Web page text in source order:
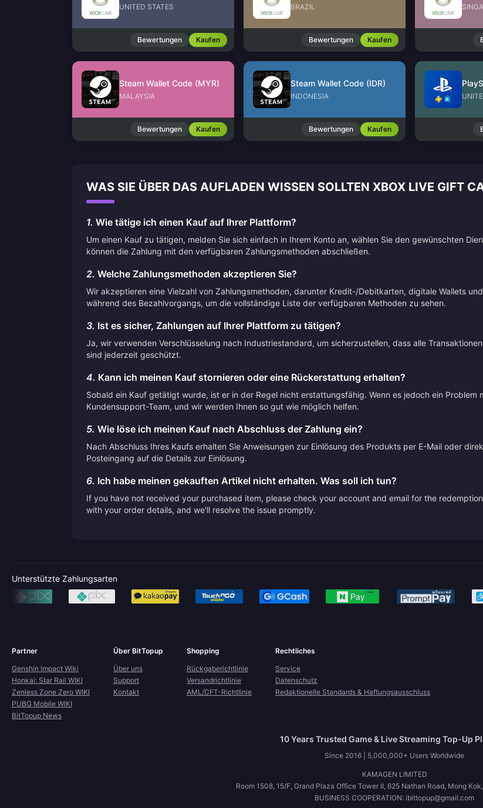
UNITED STATES
Bewertungen Kaufen
BRAZIL
Bewertungen Kaufen
Steam Wallet Code (MYR)
MALAYSIA
Bewertungen Kaufen
Steam Wallet Code (IDR)
INDONESIA
Bewertungen Kaufen
WAS SIE ÜBER DAS AUFLADEN WISSEN SOLLTEN XBOX LIVE GIFT
1. Wie tätige ich einen Kauf auf Ihrer Plattform?
Um einen Kauf zu tätigen, melden Sie sich einfach in Ihrem Konto an, wählen Sie den gewünschten
können die Zahlung mit den verfügbaren Zahlungsmethoden abschließen.
2. Welche Zahlungsmethoden akzeptieren Sie?
Wir akzeptieren eine Vielzahl von Zahlungsmethoden, darunter Kredit-/Debitkarten, digitale Wallets
während des Bezahlvorgangs, um die vollständige Liste der verfügbaren Methoden zu sehen.
3. Ist es sicher, Zahlungen auf Ihrer Plattform zu tätigen?
Ja, wir verwenden Verschlüsselung nach Industriestandard, um sicherzustellen, dass alle
sind jederzeit geschützt.
4. Kann ich meinen Kauf stornieren oder eine Rückerstattung erhalten?
Sobald ein Kauf getätigt wurde, ist er in der Regel nicht erstattungsfähig. Wenn es jedoch ein
Kundensupport-Team, und wir werden Ihnen so gut wie möglich helfen.
5. Wie löse ich meinen Kauf nach Abschluss der Zahlung ein?
Nach Abschluss Ihres Kaufs erhalten Sie Anweisungen zur Einlösung des Produkts per E-Mail oder
Posteingang auf die Details zur Einlösung.
6. Ich habe meinen gekauften Artikel nicht erhalten. Was soll ich tun?
If you have not received your purchased item, please check your account and email for the
with your order details, and we'll resolve the issue promptly.
Unterstützte Zahlungsarten
Partner
Genshin Impact Wiki
Honkai: Star Rail WIKI
Zenless Zone Zero WIKI
PUBG Mobile WIKI
BitTopup News
Über BitTopup
Über uns
Support
Kontakt
Shopping
Rückgaberichtlinie
Versandrichtlinie
AML/CFT-Richtlinie
Rechtliches
Service
Datenschutz
Redaktionelle Standards & Haftungsausschluss
10 Years Trusted Game & Live Streaming Top-Up
Since 2016 | 5,000,000+ Users Worldwide
KAMAGEN LIMITED
Room 1508, 15/F, Grand Plaza Office Tower II, 625 Nathan Road, Mong
BUSINESS COOPERATION: ibittopup@gmail.com